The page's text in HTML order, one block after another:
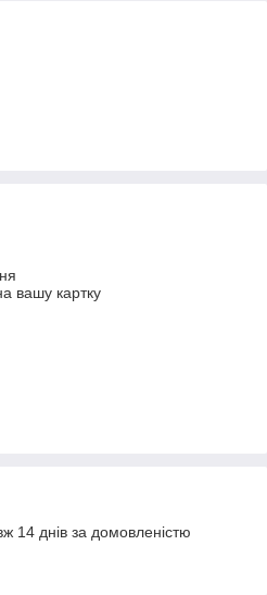
вашу картку
14 днів за домовленістю